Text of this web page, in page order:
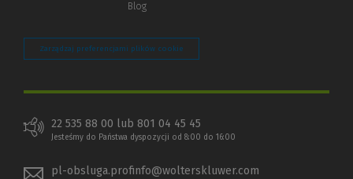
Blog
Zarządzaj preferencjami plików cookie
22 535 88 00 lub 801 04 45 45
Jesteśmy do Państwa dyspozycji od 8:00 do 16:00
pl-obsluga.profinfo@wolterskluwer.com